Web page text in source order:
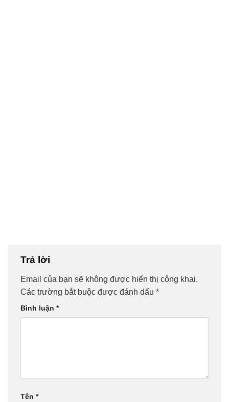
Trả lời
Email của bạn sẽ không được hiển thị công khai.
Các trường bắt buộc được đánh dấu *
Bình luận *
Tên *